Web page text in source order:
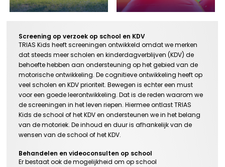
Screening op verzoek op school en KDV
TRIASKids heeftscreeningen ontwikkeld omdat wemerken
dat steeds meer scholen en kinderdagverblijven (KDV) de
behoefte hebben aan ondersteuningop het gebied van de
motorische ontwikkeling. De cognitieve ontwikkeling heeft op
veel scholen enKDV prioriteit.Bewegen is echtereen must
vooreen goede leerontwikkeling. Datis de reden waarom we
de screeningen in het levenriepen.Hiermee ontlast TRIAS
Kids de school of het KDVenondersteunen we in het belang
van de motoriek. De inhoud en duur is afhankelijk van de
wensen vandeschool ofhetKDV.
Behandelen en videoconsulten op school
Er bestaatook demogelijkheid om op school